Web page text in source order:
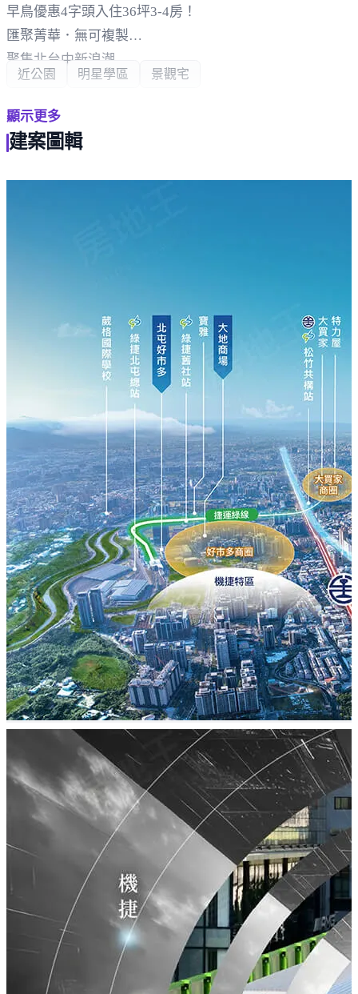
早鳥優惠4字頭入住36坪3-4房！
匯聚菁華．無可複製
聚集北台中新浪潮
—史詩大景即將開場—
「聚」富版圖 左擁『14期』．右享『機捷』雙核利多
「聚」勢而生 2,107坪絕無僅有壓軸地王造鎮案
「聚」勢回潮 台74雙匝道、參國道、台鐵、捷運
北台中74環內「極選地段，無懈可擊」
近公園 明星學區 景觀宅
顯示更多
建案圖輯